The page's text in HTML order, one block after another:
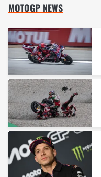
MOTOGP NEWS